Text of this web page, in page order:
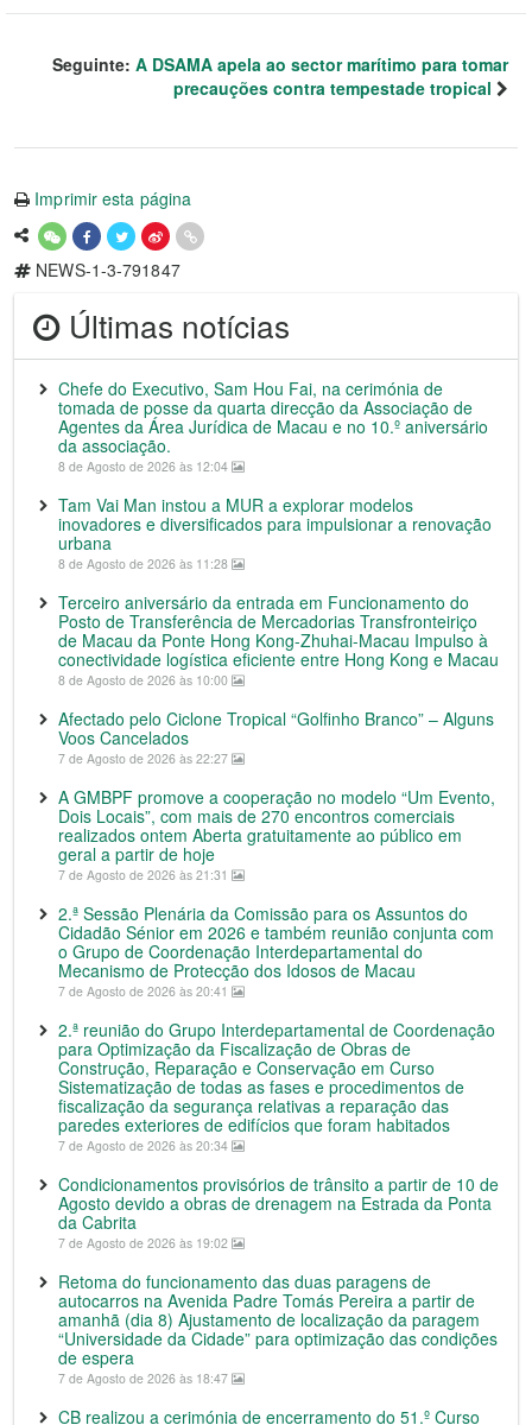
Seguinte: A DSAMA apela ao sector marítimo para tomar
precauções contra tempestade tropical
Imprimir esta página
NEWS-1-3-791847
Últimas notícias
Chefe do Executivo, Sam Hou Fai, na cerimónia de
tomada de posse da quarta direcção da Associação de
Agentes da Área Jurídica de Macau e no 10.º aniversário
da associação.
8 de Agosto de 2026 às 12:04
Tam Vai Man instou a MUR a explorar modelos
inovadores e diversificados para impulsionar a renovação
urbana
8 de Agosto de 2026 às 11:28
Terceiro aniversário da entrada em Funcionamento do
Posto de Transferência de Mercadorias Transfronteiriço
de Macau da Ponte Hong Kong-Zhuhai-Macau Impulso à
conectividade logística eficiente entre Hong Kong e Macau
8 de Agosto de 2026 às 10:00
Afectado pelo Ciclone Tropical “Golfinho Branco” – Alguns
Voos Cancelados
7 de Agosto de 2026 às 22:27
A GMBPF promove a cooperação no modelo “Um Evento,
Dois Locais”, com mais de 270 encontros comerciais
realizados ontem Aberta gratuitamente ao público em
geral a partir de hoje
7 de Agosto de 2026 às 21:31
2.ª Sessão Plenária da Comissão para os Assuntos do
Cidadão Sénior em 2026 e também reunião conjunta com
o Grupo de Coordenação Interdepartamental do
Mecanismo de Protecção dos Idosos de Macau
7 de Agosto de 2026 às 20:41
2.ª reunião do Grupo Interdepartamental de Coordenação
para Optimização da Fiscalização de Obras de
Construção, Reparação e Conservação em Curso
Sistematização de todas as fases e procedimentos de
fiscalização da segurança relativas a reparação das
paredes exteriores de edifícios que foram habitados
7 de Agosto de 2026 às 20:34
Condicionamentos provisórios de trânsito a partir de 10 de
Agosto devido a obras de drenagem na Estrada da Ponta
da Cabrita
7 de Agosto de 2026 às 19:02
Retoma do funcionamento das duas paragens de
autocarros na Avenida Padre Tomás Pereira a partir de
amanhã (dia 8) Ajustamento de localização da paragem
“Universidade da Cidade” para optimização das condições
de espera
7 de Agosto de 2026 às 18:47
CB realizou a cerimónia de encerramento do 51.º Curso